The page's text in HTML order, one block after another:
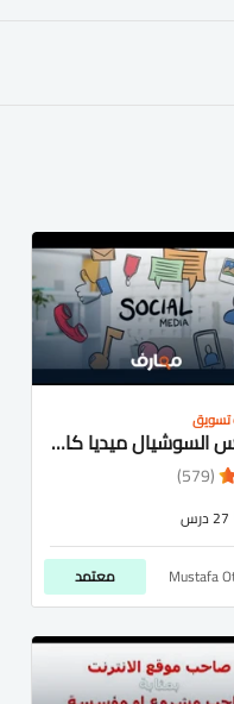
تسويق
كورس السوشيال ميديا كامل للمبتدئين شرح عربى
(579)
27 درس
Mustafa معتمد